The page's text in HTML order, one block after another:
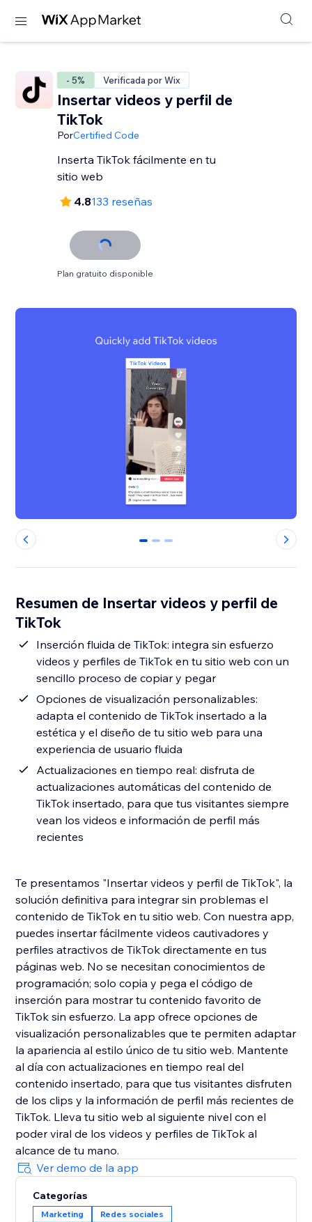
- 5% Verificada por Wix
Insertar videos y perfil de
TikTok
PorCertified Code
Inserta TikTok fácilmente en tu
sitio web
4.8133 reseñas
Plan gratuito disponible
0 1 2
Resumen de Insertar videos y perfil de
TikTok
Inserción fluida de TikTok: integra sin esfuerzo
videos y perfiles de TikTok en tu sitio web con un
sencillo proceso de copiar y pegar
Opciones de visualización personalizables:
adapta el contenido de TikTok insertado a la
estética y el diseño de tu sitio web para una
experiencia de usuario fluida
Actualizaciones en tiempo real: disfruta de
actualizaciones automáticas del contenido de
TikTok insertado, para que tus visitantes siempre
vean los videos e información de perfil más
recientes
Te presentamos "Insertar videos y perfil de TikTok", la
solución definitiva para integrar sin problemas el
contenido de TikTok en tu sitio web. Con nuestra app,
puedes insertar fácilmente videos cautivadores y
perfiles atractivos de TikTok directamente en tus
páginas web. No se necesitan conocimientos de
programación; solo copia y pega el código de
inserción para mostrar tu contenido favorito de
TikTok sin esfuerzo. La app ofrece opciones de
visualización personalizables que te permiten adaptar
la apariencia al estilo único de tu sitio web. Mantente
al día con actualizaciones en tiempo real del
contenido insertado, para que tus visitantes disfruten
de los clips y la información de perfil más recientes de
TikTok. Lleva tu sitio web al siguiente nivel con el
poder viral de los videos y perfiles de TikTok al
alcance de tu mano.
Ver demo de la app
Categorías
Marketing Redes sociales